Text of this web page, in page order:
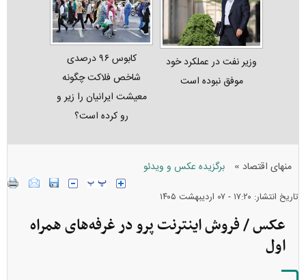
وزیر نفت در عملکرد خود
موفق نبوده است
کابوس ۹۶ درصدی
شاخص فلاکت چگونه
معیشت ایرانیان را زیر و
رو کرده است؟
منهای اقتصاد » برگزیده عکس و ویدئو
تاریخ انتشار: ۱۷:۲۰ - ۰۷ ارديبهشت ۱۴۰۵
عکس / فروش اینترنت پرو در غرفه‌های همراه
اول